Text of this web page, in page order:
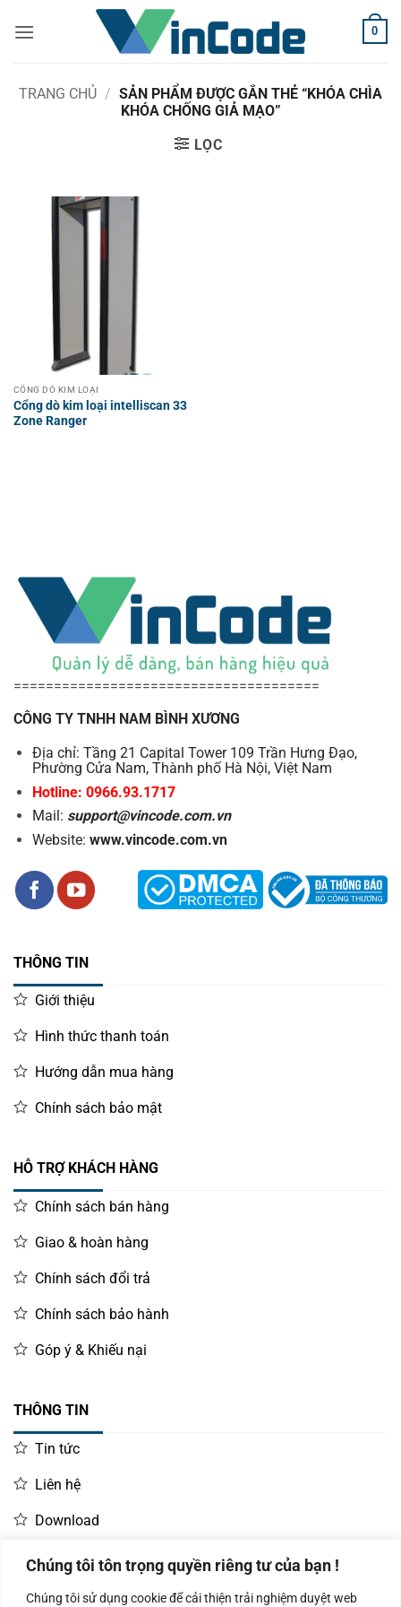
Chúng tôi tôn trọng quyền riêng tư của bạn !
Chúng tôi sử dụng cookie để cải thiện trải nghiệm duyệt web
qua
0
TRANG CHỦ / SẢN PHẨM ĐƯỢC GẮN THẺ “KHÓA CHÌA
KHÓA CHỐNG GIẢ MẠO”
LỌC
CỔNG DÒ KIM LOẠI
Cổng dò kim loại intelliscan 33
Zone Ranger
======================================
CÔNG TY TNHH NAM BÌNH XƯƠNG
Địa chỉ: Tầng 21 Capital Tower 109 Trần Hưng Đạo,
Phường Cửa Nam, Thành phố Hà Nội, Việt Nam
Hotline: 0966.93.1717
Mail: support@vincode.com.vn
Website: www.vincode.com.vn
THÔNG TIN
Giới thiệu
Hình thức thanh toán
Hướng dẫn mua hàng
Chính sách bảo mật
HỖ TRỢ KHÁCH HÀNG
Chính sách bán hàng
Giao & hoàn hàng
Chính sách đổi trả
Chính sách bảo hành
Góp ý & Khiếu nại
THÔNG TIN
Tin tức
Liên hệ
Download
LIÊN HỆ MUA HÀNG